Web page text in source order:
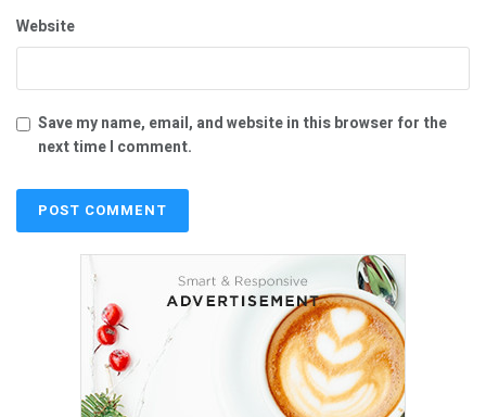
Website
Save my name, email, and website in this browser for the
next time I comment.